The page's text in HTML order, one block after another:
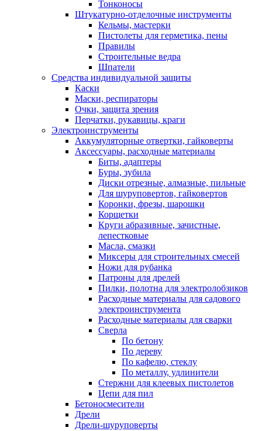
Тонконосы
Штукатурно-отделочные инструменты
Кельмы, мастерки
Пистолеты для герметика, пены
Правилы
Строительные ведра
Шпатели
Средства индивидуальной защиты
Каски
Маски, респираторы
Очки, защита зрения
Перчатки, рукавицы, краги
Электроинструменты
Аккумуляторные отвертки, гайковерты
Аксессуары, расходные материалы
Биты, адаптеры
Буры, зубила
Диски отрезные, алмазные, пильные
Для шуруповертов, гайковертов
Коронки, фрезы, шарошки
Корщетки
Круги абразивные, зачистные,
лепестковые
Масла, смазки
Миксеры для строительных смесей
Ножи для рубанка
Патроны для дрелей
Пилки, полотна для электролобзиков
Расходные материалы для садового
электроинструмента
Расходные материалы для сварки
Сверла
По бетону
По дереву
По кафелю, стеклу
По металлу, удлинители
Стержни для клеевых пистолетов
Цепи для пил
Бетоносмесители
Дрели
Дрели-шуруповерты